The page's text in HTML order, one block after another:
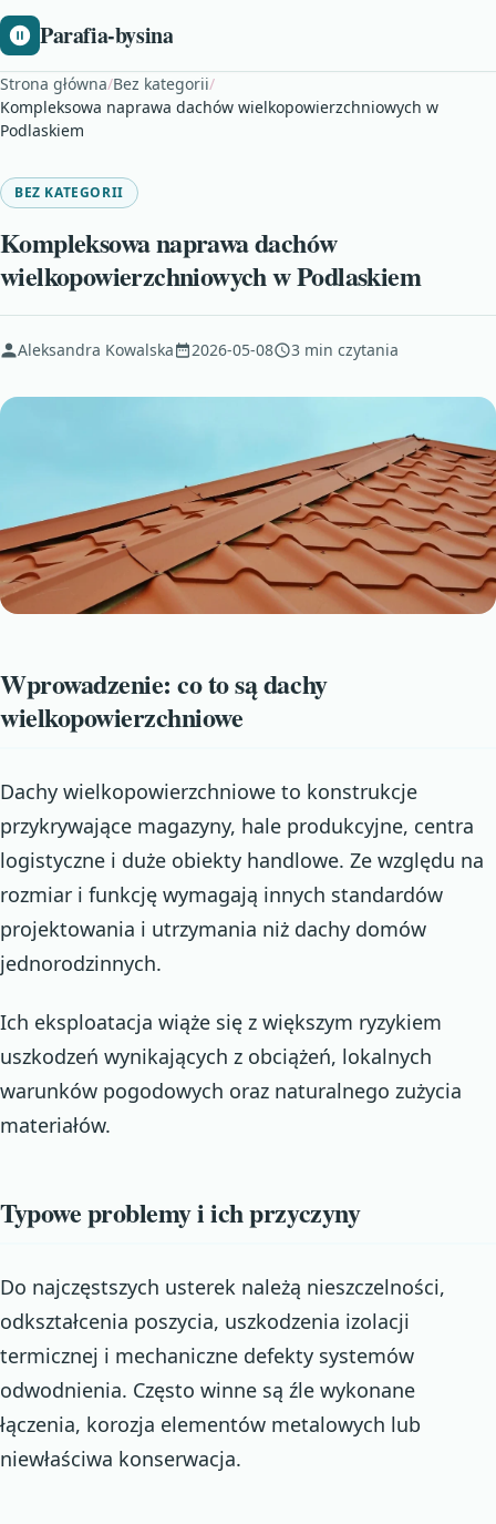
Parafia-bysina
Strona główna/Bez kategorii/
Kompleksowa naprawa dachów wielkopowierzchniowych w
Podlaskiem
BEZ KATEGORII
Kompleksowa naprawa dachów
wielkopowierzchniowych w Podlaskiem
Aleksandra Kowalska 2026-05-08 3 min czytania
Wprowadzenie: co to są dachy
wielkopowierzchniowe
Dachy wielkopowierzchniowe to konstrukcje
przykrywające magazyny, hale produkcyjne, centra
logistyczne i duże obiekty handlowe. Ze względu na
rozmiar i funkcję wymagają innych standardów
projektowania i utrzymania niż dachy domów
jednorodzinnych.
Ich eksploatacja wiąże się z większym ryzykiem
uszkodzeń wynikających z obciążeń, lokalnych
warunków pogodowych oraz naturalnego zużycia
materiałów.
Typowe problemy i ich przyczyny
Do najczęstszych usterek należą nieszczelności,
odkształcenia poszycia, uszkodzenia izolacji
termicznej i mechaniczne defekty systemów
odwodnienia. Często winne są źle wykonane
łączenia, korozja elementów metalowych lub
niewłaściwa konserwacja.